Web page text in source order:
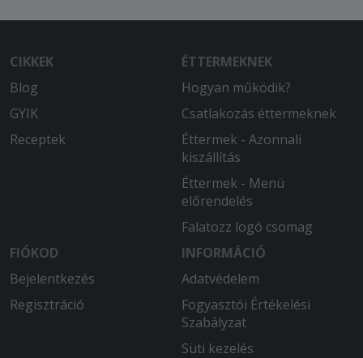
CIKKEK
Blog
GYIK
Receptek
ÉTTERMEKNEK
Hogyan működik?
Csatlakozás éttermeknek
Éttermek - Azonnali
kiszállítás
Éttermek - Menü
előrendelés
Falatozz logó csomag
FIÓKOD
Bejelentkezés
Regisztráció
INFORMÁCIÓ
Adatvédelem
Fogyasztói Értékelési
Szabályzat
Süti kezelés